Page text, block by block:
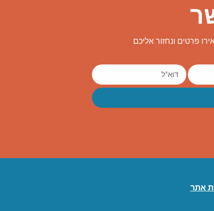
פרטים ונחזור אליכם
אתר